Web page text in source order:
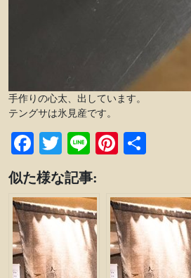
手作りの心太、出しています。
テングサは氷見産です。
Facebook
TwitterLinePinterest
似た様な記事: